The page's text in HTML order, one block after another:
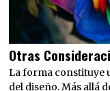
Otras
La forma constituye
del diseño. Más allá